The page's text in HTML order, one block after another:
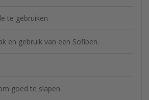
te gebruiken
en gebruik van een Sofiben.
goed te slapen